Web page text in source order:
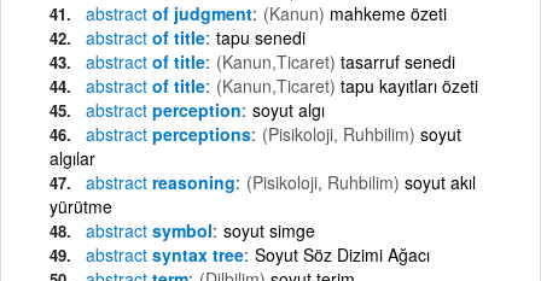
abstract of judgment (Kanun) mahkeme özeti
abstract of title tapu senedi
abstract of title (Kanun,Ticaret) tasarruf senedi
abstract of title (Kanun,Ticaret) tapu kayıtları özeti
abstract perception soyut algı
abstract perceptions (Pisikoloji, Ruhbilim) soyut
algılar
abstract reasoning (Pisikoloji, Ruhbilim) soyut akıl
yürütme
abstract symbol soyut simge
abstract syntax tree Soyut Söz Dizimi Ağacı